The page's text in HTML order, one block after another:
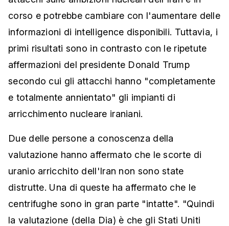
corso e potrebbe cambiare con l'aumentare delle
informazioni di intelligence disponibili. Tuttavia, i
primi risultati sono in contrasto con le ripetute
affermazioni del presidente Donald Trump
secondo cui gli attacchi hanno "completamente
e totalmente annientato" gli impianti di
arricchimento nucleare iraniani.
Due delle persone a conoscenza della
valutazione hanno affermato che le scorte di
uranio arricchito dell'Iran non sono state
distrutte. Una di queste ha affermato che le
centrifughe sono in gran parte "intatte". "Quindi
la valutazione (della Dia) è che gli Stati Uniti